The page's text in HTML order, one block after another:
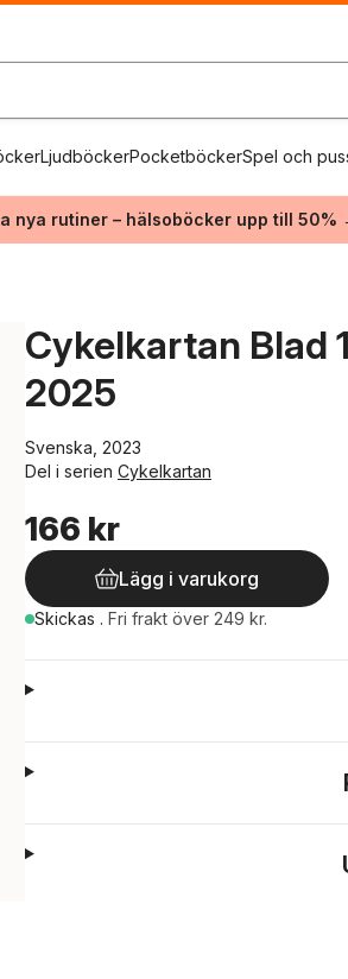
LjudböckerPocketböckerSpel och
nya rutiner – hälsoböcker upp till 50%
Cykelkartan Blad
2025
Svenska, 2023
Del i serien Cykelkartan
166 kr
Lägg i varukorg
Skickas . Fri frakt över 249 kr.